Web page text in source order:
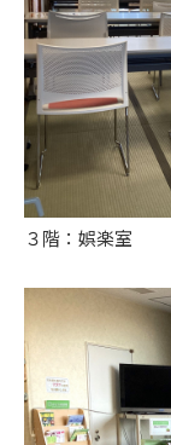
３階：娯楽室